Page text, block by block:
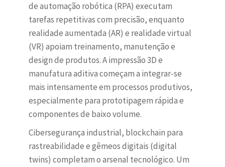
de automação robótica (RPA) executam
tarefas repetitivas com precisão, enquanto
realidade aumentada (AR) e realidade virtual
(VR) apoiam treinamento, manutenção e
design de produtos. A impressão 3D e
manufatura aditiva começam a integrar-se
mais intensamente em processos produtivos,
especialmente para prototipagem rápida e
componentes de baixo volume.
Cibersegurança industrial, blockchain para
rastreabilidade e gêmeos digitais (digital
twins) completam o arsenal tecnológico. Um